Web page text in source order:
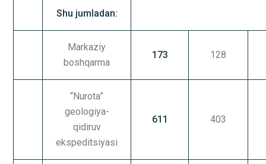
Shu jumladan:
Markaziy
boshqarma
173 128
“Nurota”
geologiya-
qidiruv
ekspeditsiyasi
611 403